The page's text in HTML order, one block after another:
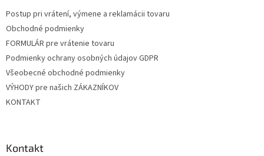
Postup pri vrátení, výmene a reklamácii tovaru
Obchodné podmienky
FORMULÁR pre vrátenie tovaru
Podmienky ochrany osobných údajov GDPR
Všeobecné obchodné podmienky
VÝHODY pre našich ZÁKAZNÍKOV
KONTAKT
Kontakt